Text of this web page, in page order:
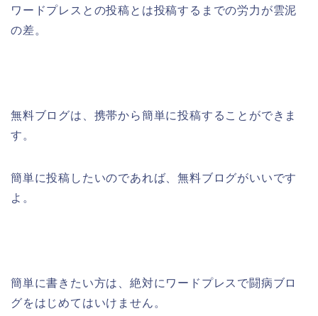
ワードプレスとの投稿とは投稿するまでの労力が雲泥
の差。
無料ブログは、携帯から簡単に投稿することができま
す。
簡単に投稿したいのであれば、無料ブログがいいです
よ。
簡単に書きたい方は、絶対にワードプレスで闘病ブロ
グをはじめてはいけません。